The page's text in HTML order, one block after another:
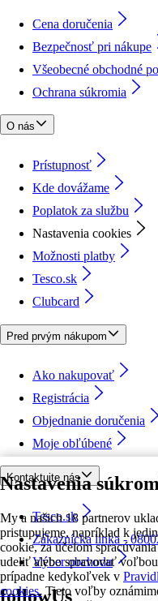
Nastavenia
My a našich 18 partnerov
pristupujeme, napríklad k
cookie, za účelom
udeliť alebo spravovať
prípadne kedykoľvek v
cookies. Tieto voľby
Cena doručenia
Bezpečnosť pri nákupe
Všeobecné obchodné
Ochrana súkromia
O nás
Prístupnosť
Kde dovážame
Poplatok za službu
Nastavenia cookies
Možnosti platby
Tesco.sk
Clubcard
Pred prvým nákupom
Ako nakupovať
Registrácia
Objednanie doručenia
Moje obľúbené
Kontaktujte nás
Tesco.sk
Zákaznícka linka -
Výber obchodu
followUs